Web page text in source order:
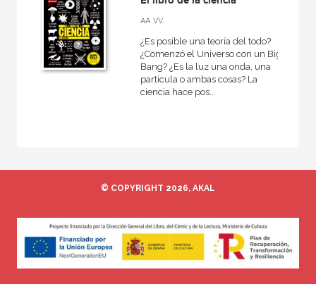
Diccionarios
Economía actual
El libro de...
Historia de la ciencia y la técnica
NUESTROS FORMATOS
Ebook
Ebook
AA.VV.
¿Es posible una teoría del todo?
¿Comenzó el Universo con un Big
Bang? ¿Es la luz una onda, una
partícula o ambas cosas? La
ciencia hace pos...
© COPYRIGHT 2026, AKAL